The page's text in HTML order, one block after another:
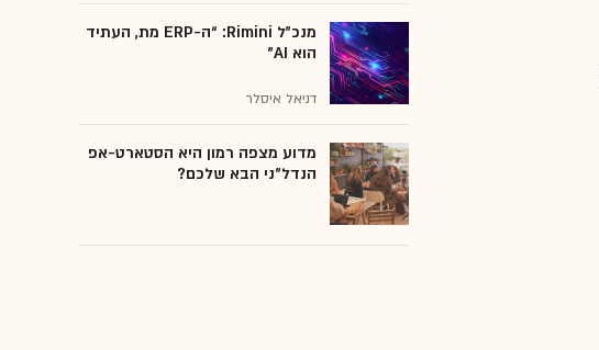
מנכ״ל Rimini: “ה-ERP מת, העתיד
הוא AI"
דניאל איסלר
מדוע מצפה רמון היא הסטארט-אפ
הנדל"ני הבא שלכם?